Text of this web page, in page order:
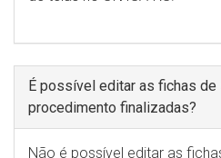
É possível editar as fichas
procedimento finalizadas?
Não é possível editar as